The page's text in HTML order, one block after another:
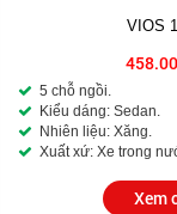
VIOS
5 chỗ ngồi.
Kiểu dáng: Sedan.
Nhiên liệu: Xăng.
Xuất xứ: Xe trong
Xem